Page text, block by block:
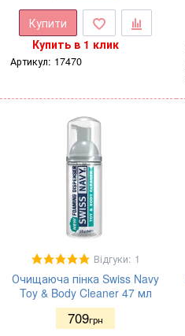
Купити
Купить в 1 клик
Артикул: 17470
Відгуки: 1
Очищаюча пінка Swiss Navy
Toy & Body Cleaner 47 мл
709грн